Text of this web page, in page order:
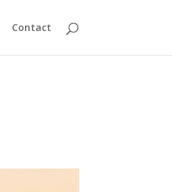
Contact